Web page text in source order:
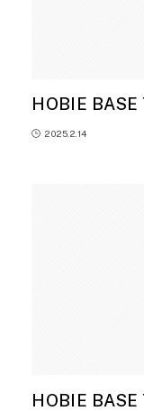
HOBIE BASE
2025.2.14
HOBIE BASE